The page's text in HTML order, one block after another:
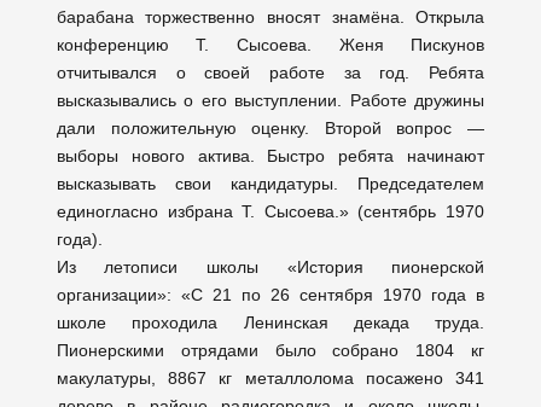
барабана торжественно вносят знамёна. Открыла
конференцию Т. Сысоева. Женя Пискунов
отчитывался о своей работе за год. Ребята
высказывались о его выступлении. Работе дружины
дали положительную оценку. Второй вопрос —
выборы нового актива. Быстро ребята начинают
высказывать свои кандидатуры. Председателем
единогласно избрана Т. Сысоева.» (сентябрь 1970
года).
Из летописи школы «История пионерской
организации»: «С 21 по 26 сентября 1970 года в
школе проходила Ленинская декада труда.
Пионерскими отрядами было собрано 1804 кг
макулатуры, 8867 кг металлолома посажено 341